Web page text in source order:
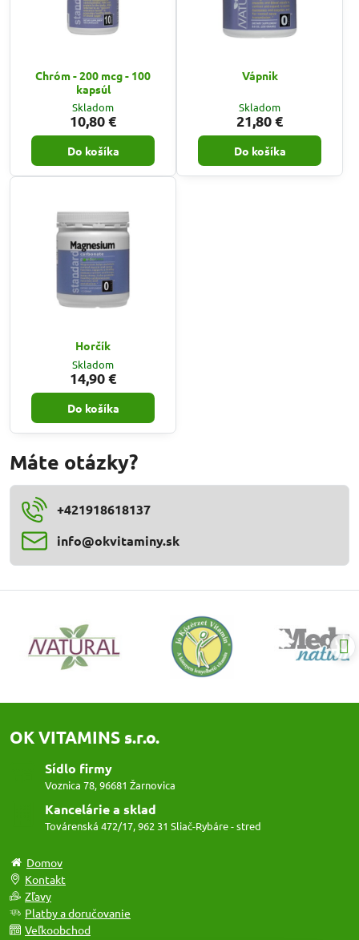
Chróm - 200 mcg - 100
kapsúl
Skladom
10,80 €
Do košíka
Vápnik
Skladom
21,80 €
Do košíka
Horčík
Skladom
14,90 €
Do košíka
Máte otázky?
+421918618137
info​@okvitaminy​.sk
OK VITAMINS s.r.o.
Sídlo firmy
Voznica 78, 96681 Žarnovica
Kancelárie a sklad
Továrenská 472/17, 962 31 Sliač-Rybáre - stred
Domov
Kontakt
Zľavy
Platby a doručovanie
Veľkoobchod